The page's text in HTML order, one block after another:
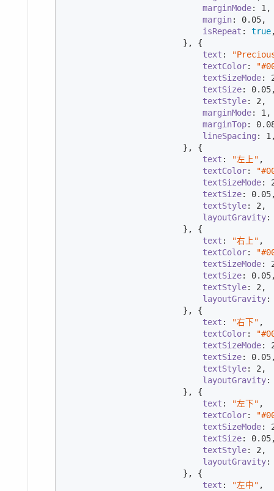
marginMode: 1 ,
margin: 0.05,
isRepeat : true
                        }, {
text :
textColor:
textSizeMode:
textSize: 0.05
textStyle: 2 ,
marginMode: 1 ,
marginTop:
lineSpacing : 1
                        }, {
text : "左上" ,
textColor:
textSizeMode:
textSize: 0.05
textStyle: 2 ,
layoutGravity
                        }, {
text : "右上" ,
textColor:
textSizeMode:
textSize: 0.05
textStyle: 2 ,
layoutGravity
                        }, {
text : "右下" ,
textColor:
textSizeMode:
textSize: 0.05
textStyle: 2 ,
layoutGravity
                        }, {
text : "左下" ,
textColor:
textSizeMode:
textSize: 0.05
textStyle: 2 ,
layoutGravity
                        }, {
text : "左中" ,